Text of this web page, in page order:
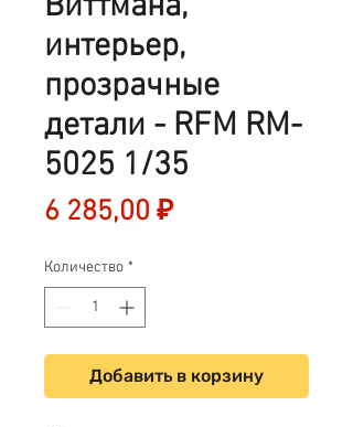
интерьер,
прозрачные
детали - RFM RM-
5025 1/35
6 285,00 ₽Цена
Количество *
Добавить в корзину